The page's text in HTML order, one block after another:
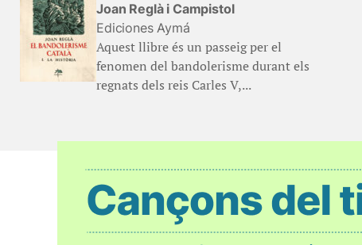
Joan Reglà i Campistol
Ediciones Aymá
Aquest llibre és un passeig per el
fenomen del bandolerisme durant els
regnats dels reis Carles V,...